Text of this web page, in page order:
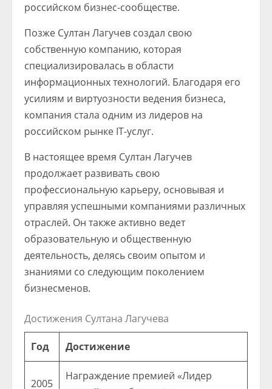
российском бизнес-сообществе.
Позже Султан Лагучев создал свою
собственную компанию, которая
специализировалась в области
информационных технологий. Благодаря его
усилиям и виртуозности ведения бизнеса,
компания стала одним из лидеров на
российском рынке IT-услуг.
В настоящее время Султан Лагучев
продолжает развивать свою
профессиональную карьеру, основывая и
управляя успешными компаниями различных
отраслей. Он также активно ведет
образовательную и общественную
деятельность, делясь своим опытом и
знаниями со следующим поколением
бизнесменов.
Достижения Султана Лагучева
Год Достижение
2005
Награждение премией «Лидер